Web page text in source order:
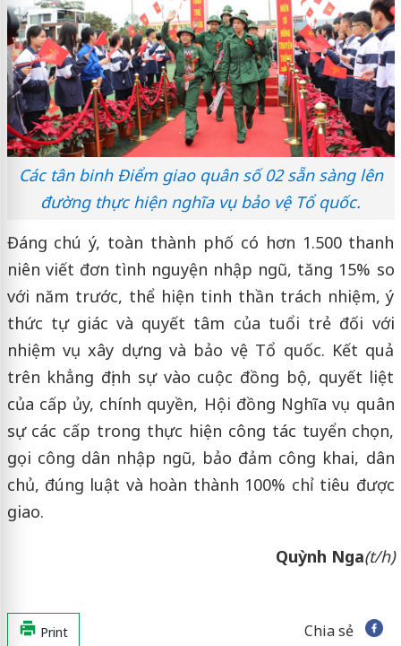
Các tân binh Điểm giao quân số 02 sẵn sàng lên
đường thực hiện nghĩa vụ bảo vệ Tổ quốc.
Đáng chú ý, toàn thành phố có hơn 1.500 thanh
niên viết đơn tình nguyện nhập ngũ, tăng 15% so
với năm trước, thể hiện tinh thần trách nhiệm, ý
thức tự giác và quyết tâm của tuổi trẻ đối với
nhiệm vụ xây dựng và bảo vệ Tổ quốc. Kết quả
trên khẳng định sự vào cuộc đồng bộ, quyết liệt
của cấp ủy, chính quyền, Hội đồng Nghĩa vụ quân
sự các cấp trong thực hiện công tác tuyển chọn,
gọi công dân nhập ngũ, bảo đảm công khai, dân
chủ, đúng luật và hoàn thành 100% chỉ tiêu được
giao.
Quỳnh Nga(t/h)
Print Chia sẻ